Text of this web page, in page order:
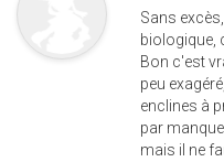
Sans
biologique,
Bon c'est
peu
enclines à
par
mais il ne